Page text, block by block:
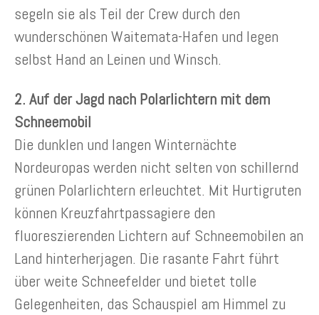
segeln sie als Teil der Crew durch den
wunderschönen Waitemata-Hafen und legen
selbst Hand an Leinen und Winsch.
2. Auf der Jagd nach Polarlichtern mit dem
Schneemobil
Die dunklen und langen Winternächte
Nordeuropas werden nicht selten von schillernd
grünen Polarlichtern erleuchtet. Mit Hurtigruten
können Kreuzfahrtpassagiere den
fluoreszierenden Lichtern auf Schneemobilen an
Land hinterherjagen. Die rasante Fahrt führt
über weite Schneefelder und bietet tolle
Gelegenheiten, das Schauspiel am Himmel zu